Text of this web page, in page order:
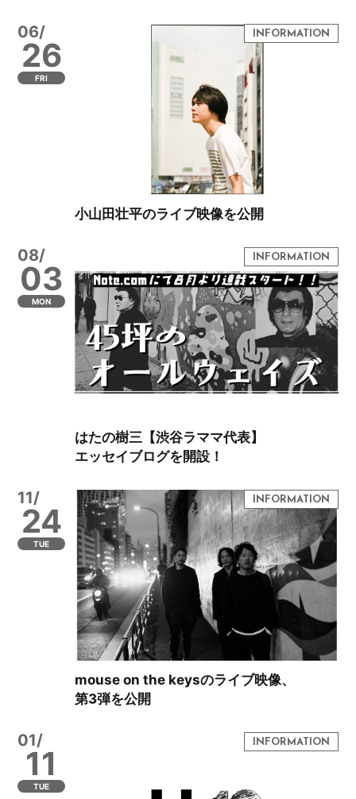
06/
26
FRI
小山田壮平のライブ映像を公開
08/
03
MON
はたの樹三【渋谷ラママ代表】
エッセイブログを開設！
11/
24
TUE
mouse on the keysのライブ映像、
第3弾を公開
01/
11
TUE